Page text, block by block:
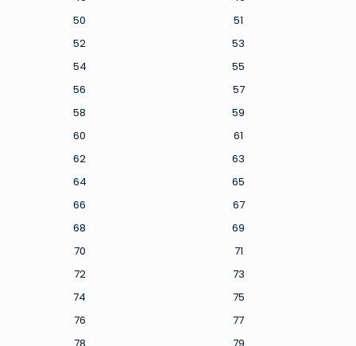
50
51
52
53
54
55
56
57
58
59
60
61
62
63
64
65
66
67
68
69
70
71
72
73
74
75
76
77